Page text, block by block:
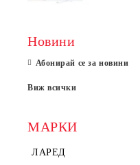
Новини
Абонирай се за новини
Виж всички
МАРКИ
ЛАРЕД